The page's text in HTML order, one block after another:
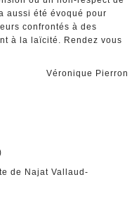
aussi été évoqué pour
confrontés à des
à la laïcité. Rendez vous
Véronique Pierron
de Najat Vallaud-